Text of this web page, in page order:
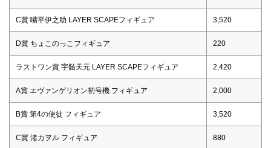
C賞 嘴平伊之助 LAYER SCAPEフィギュア 3,520
D賞 ちょこのっこフィギュア 220
ラストワン賞 宇髄天元 LAYER SCAPEフィギュア 2,420
A賞 エヴァンゲリオン初号機 フィギュア 2,000
B賞 第4の使徒 フィギュア 3,520
C賞 渚カヲル フィギュア 880